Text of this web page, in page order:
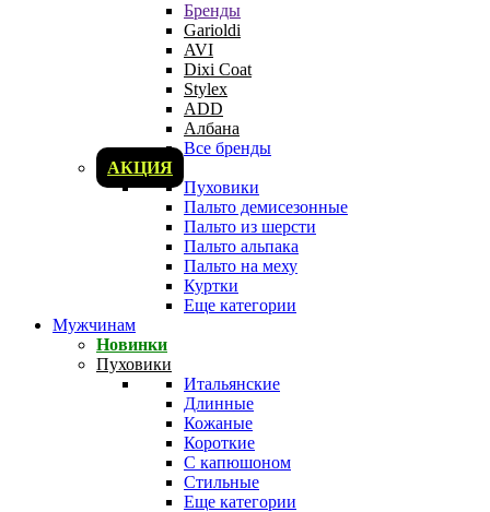
Бренды
Garioldi
AVI
Dixi Coat
Stylex
ADD
Албана
Все бренды
АКЦИЯ
Пуховики
Пальто демисезонные
Пальто из шерсти
Пальто альпака
Пальто на меху
Куртки
Еще категории
Мужчинам
Новинки
Пуховики
Итальянские
Длинные
Кожаные
Короткие
С капюшоном
Стильные
Еще категории